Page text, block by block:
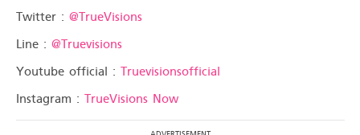
Twitter : @TrueVisions
Line : @Truevisions
Youtube official : Truevisionsofficial
Instagram : TrueVisions Now